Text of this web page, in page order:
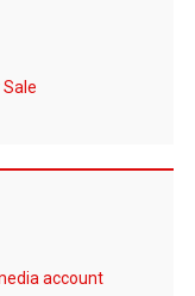
account